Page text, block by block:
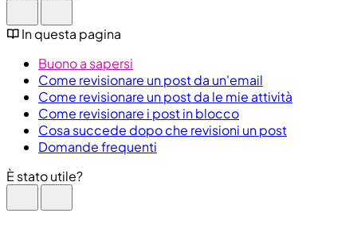
In questa pagina
Buono a sapersi
Come revisionare un post da un'email
Come revisionare un post da le mie attività
Come revisionare i post in blocco
Cosa succede dopo che revisioni un post
Domande frequenti
È stato utile?